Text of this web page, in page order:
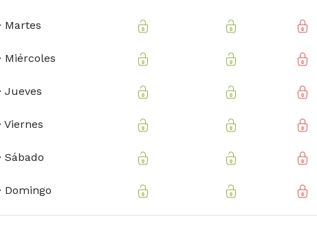
Martes
Miércoles
Jueves
Viernes
Sábado
Domingo